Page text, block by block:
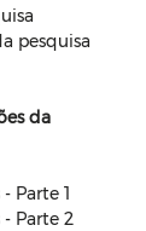
pesquisa
da
Parte 1
Parte 2